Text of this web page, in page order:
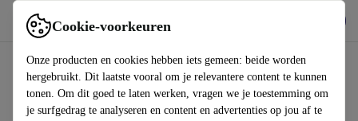
Cookie-voorkeuren
Onze producten en cookies hebben iets gemeen: beide worden
hergebruikt. Dit laatste vooral om je relevantere content te kunnen
tonen. Om dit goed te laten werken, vragen we je toestemming om
je surfgedrag te analyseren en content en advertenties op jou af te
Gebruik refurbed snel en eenvoudig